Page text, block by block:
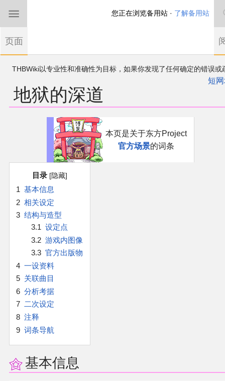
THBWiki以专业性和准确性为目标，如果你发现了任何确定的错误或
如果您是第一次来到这里，请点击右上角注册一
有任何意见、建议、求助、反馈都可以在
短
地狱的深道
航
索
本页是关于东方Project
官方场景的词条
目录
1 基本信息
2 相关设定
3 结构与造型
3.1 设定点
3.2 游戏内图像
3.3 官方出版物
4 一设资料
5 关联曲目
6 分析考据
7 二次设定
8 注释
9 词条导航
基本信息
您正在浏览备用站 · 了解备用站
页面
首页
东方Project
东方同人规约
沙盒（建议使用）
讨论板
加入我们
官方作品
官方游戏
官方音乐
官方书籍
官方角色
公式资料